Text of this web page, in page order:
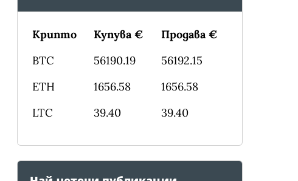
Крипто Купува €
Продава €
BTC
56190.19
56192.15
ETH
1656.58
1656.58
LTC
39.40 39.40